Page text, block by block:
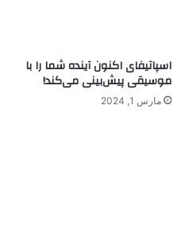
اسپاتیفای اکنون آینده شما را با
موسیقی پیش‌بینی می‌کند!
مارس 1, 2024